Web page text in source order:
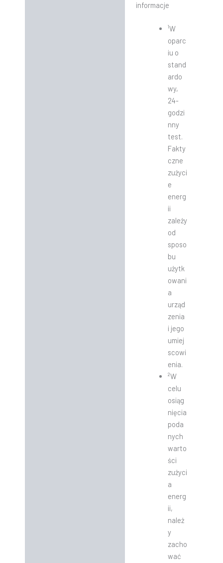
informacje
¹W
oparc
iu o
stand
ardo
wy,
24-
godzi
nny
test.
Fakty
czne
zużyci
e
energ
ii
zależy
od
sposo
bu
użytk
owani
a
urząd
zenia
i jego
umiej
scowi
enia.
²W
celu
osiąg
nięcia
poda
nych
warto
ści
zużyci
a
energ
ii,
należ
y
zacho
wać